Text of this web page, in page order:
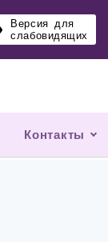
Версия для
слабовидящих
Контакты